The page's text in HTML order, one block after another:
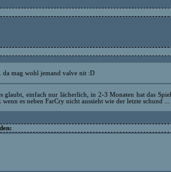
da mag wohl jemand valve nit :D
glaubt, einfach nur lächerlich, in 2-3 Monaten hat das Spiel
wenn es neben FarCry nicht aussieht wie der letzte schund ...